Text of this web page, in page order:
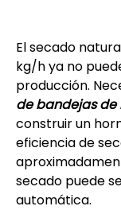
El secado
kg/h ya no
producción.
de bandejas de
construir un
eficiencia de
secado puede
automática.